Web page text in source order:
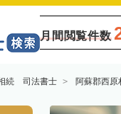
月間閲覧件数
続 司法書士 阿蘇郡西